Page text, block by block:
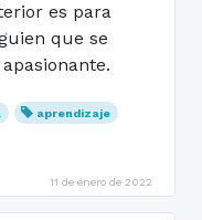
es para
que se
aprendizaje
11 de enero de 2022